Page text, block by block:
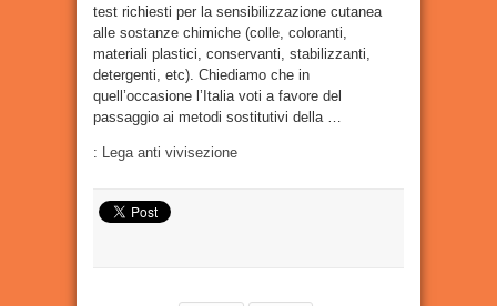
metodi
sostitutivi!
test richiesti per la sensibilizzazione cutanea
alle sostanze chimiche (colle, coloranti,
materiali plastici, conservanti, stabilizzanti,
detergenti, etc). Chiediamo che in
quell’occasione l’Italia voti a favore del
passaggio ai metodi sostitutivi della …
: Lega anti vivisezione